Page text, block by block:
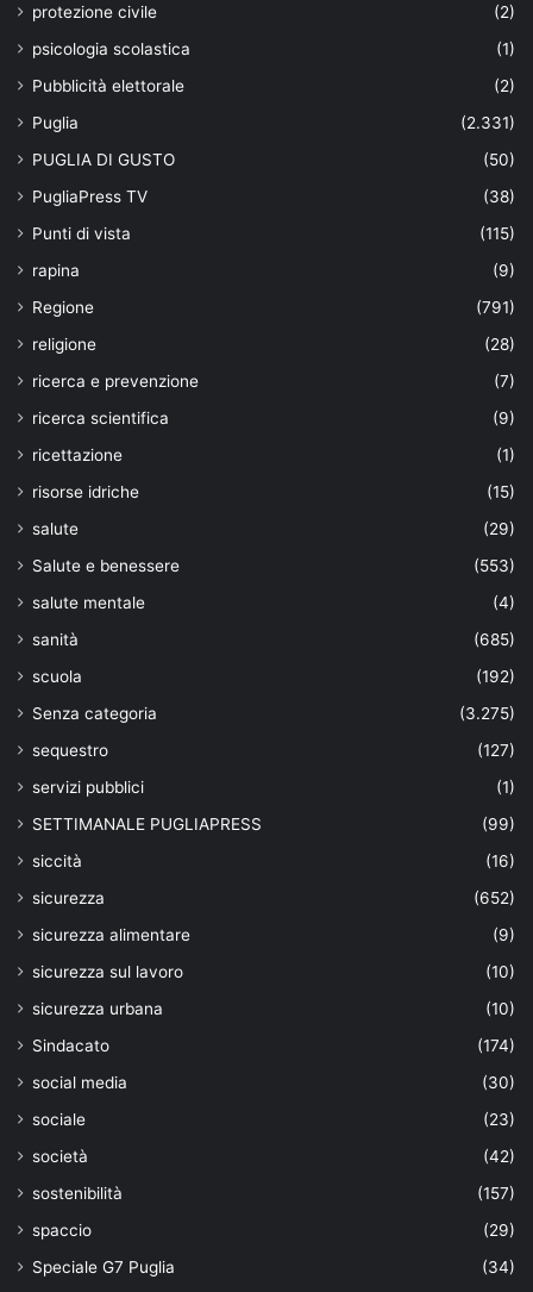
protezione civile
(2)
psicologia scolastica
(1)
Pubblicità elettorale
(2)
Puglia
(2.331)
PUGLIA DI GUSTO
(50)
PugliaPress TV
(38)
Punti di vista
(115)
rapina
(9)
Regione
(791)
religione
(28)
ricerca e prevenzione
(7)
ricerca scientifica
(9)
ricettazione
(1)
risorse idriche
(15)
salute
(29)
Salute e benessere
(553)
salute mentale
(4)
sanità
(685)
scuola
(192)
Senza categoria
(3.275)
sequestro
(127)
servizi pubblici
(1)
SETTIMANALE PUGLIAPRESS
(99)
siccità
(16)
sicurezza
(652)
sicurezza alimentare
(9)
sicurezza sul lavoro
(10)
sicurezza urbana
(10)
Sindacato
(174)
social media
(30)
sociale
(23)
società
(42)
sostenibilità
(157)
spaccio
(29)
Speciale G7 Puglia
(34)